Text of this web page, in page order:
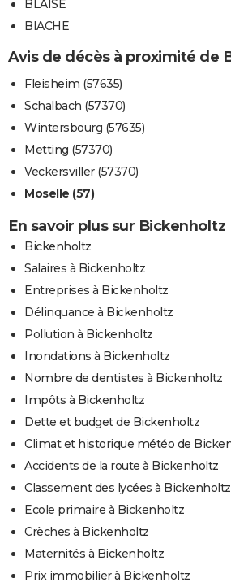
BLAISE
BIACHE
Avis de décès à proximité de
Fleisheim (57635)
Schalbach (57370)
Wintersbourg (57635)
Metting (57370)
Veckersviller (57370)
Moselle (57)
En savoir plus sur Bickenholtz
Bickenholtz
Salaires à Bickenholtz
Entreprises à Bickenholtz
Délinquance à Bickenholtz
Pollution à Bickenholtz
Inondations à Bickenholtz
Nombre de dentistes à Bickenholtz
Impôts à Bickenholtz
Dette et budget de Bickenholtz
Climat et historique météo de
Accidents de la route à Bickenholtz
Classement des lycées à Bickenholtz
Ecole primaire à Bickenholtz
Crèches à Bickenholtz
Maternités à Bickenholtz
Prix immobilier à Bickenholtz